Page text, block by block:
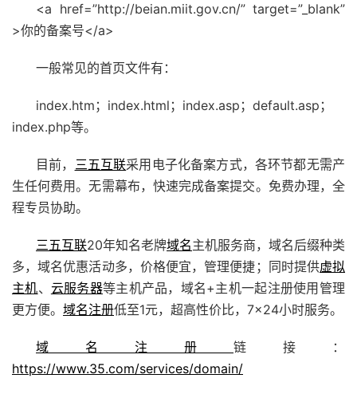
<a href=”http://beian.miit.gov.cn/” target=”_blank”
>你的备案号</a>
一般常见的首页文件有：
index.htm；index.html；index.asp；default.asp；
index.php等。
目前， 三五互联采用电子化备案方式，各环节都无需产
生任何费用。无需幕布，快速完成备案提交。免费办理，全
程专员协助。
三五互联20年知名老牌域名主机服务商，域名后缀种类
多，域名优惠活动多，价格便宜，管理便捷；同时提供虚拟
主机、 云服务器等主机产品，域名+主机一起注册使用管理
更方便。 域名注册低至1元，超高性价比，7×24小时服务。
域名注册 链接：
https://www.35.com/services/domain/